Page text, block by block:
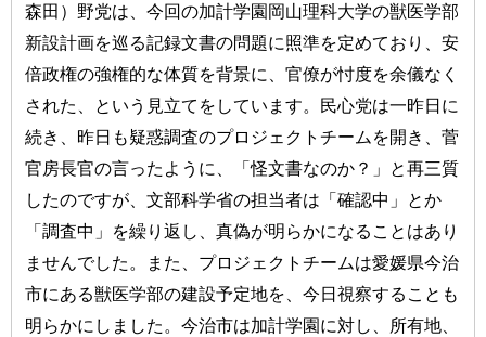
森田）野党は、今回の加計学園岡山理科大学の獣医学部
新設計画を巡る記録文書の問題に照準を定めており、安
倍政権の強権的な体質を背景に、官僚が忖度を余儀なく
された、という見立てをしています。民心党は一昨日に
続き、昨日も疑惑調査のプロジェクトチームを開き、菅
官房長官の言ったように、「怪文書なのか？」と再三質
したのですが、文部科学省の担当者は「確認中」とか
「調査中」を繰り返し、真偽が明らかになることはあり
ませんでした。また、プロジェクトチームは愛媛県今治
市にある獣医学部の建設予定地を、今日視察することも
明らかにしました。今治市は加計学園に対し、所有地、